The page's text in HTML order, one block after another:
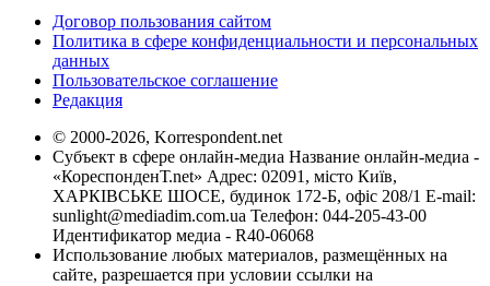
Договор пользования сайтом
Политика в сфере конфиденциальности и персональных
данных
Пользовательское соглашение
Редакция
© 2000-2026, Korrespondent.net
Субъект в сфере онлайн-медиа Название онлайн-медиа -
«КореспонденТ.net» Адрес: 02091, місто Київ,
ХАРКІВСЬКЕ ШОСЕ, будинок 172-Б, офіс 208/1 E-mail:
sunlight@mediadim.com.ua Телефон: 044-205-43-00
Идентификатор медиа - R40-06068
Использование любых материалов, размещённых на
сайте, разрешается при условии ссылки на